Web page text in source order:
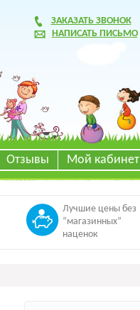
ЗАКАЗАТЬ ЗВОНОК
НАПИСАТЬ ПИСЬМО
Отзывы Мой кабинет
Лучшие цены без
“магазинных”
наценок